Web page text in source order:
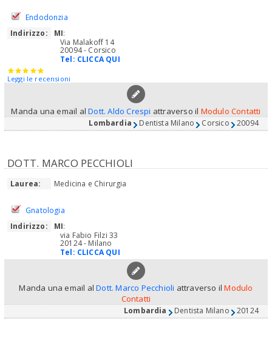
Endodonzia
Indirizzo:
MI:
Via Malakoff 14
20094 - Corsico
Tel: CLICCA QUI
Leggi le recensioni
Manda una email alDott. Aldo Crespi attraverso il Modulo Contatti
Lombardia Dentista Milano Corsico 20094
DOTT. MARCO PECCHIOLI
Laurea: Medicina e Chirurgia
Gnatologia
Indirizzo:
MI:
via Fabio Filzi 33
20124 - Milano
Tel: CLICCA QUI
Manda una email alDott. Marco Pecchioli attraverso ilModulo
Contatti
Lombardia Dentista Milano 20124